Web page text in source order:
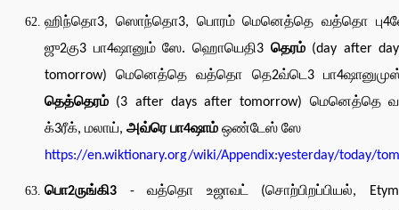
ஹிந்தொ3, ஸொந்தொ3, பொரம் மெனெத்தெ வத்தொ
ஜு2கு3 பா4ஷானும் ஸே. ஹொயெதி3 தெரம்(day after
tomorrow) மெனெத்தெ வத்தொ தெ2வ்டெ3
தெத்தெரம் (3 after days after tomorrow) மெனெத்தெ
க்3ரீக், மலாய், அவ்ரெ பா4ஷாம் ஒண்டேஸ் ஸே
https://en.wiktionary.org/wiki/Appendix:yesterday/today/
பொ2ருங்கி3 - வத்தொ உஜாவட் (சொற்பிறப்பியல்,